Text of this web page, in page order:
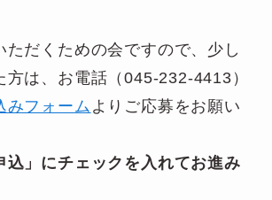
ただくための会ですので、少し
方は、お電話（045-232-4413）
みフォームよりご応募をお願い
」にチェックを入れてお進み